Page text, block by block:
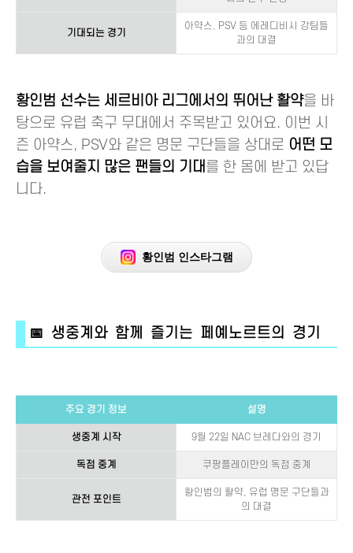
기대되는 경기
아약스, PSV 등 에레디비시 강팀들
과의 대결
황인범 선수는 세르비아 리그에서의 뛰어난 활약을 바
탕으로 유럽 축구 무대에서 주목받고 있어요. 이번 시
즌 아약스, PSV와 같은 명문 구단들을 상대로 어떤 모
습을 보여줄지 많은 팬들의 기대 를 한 몸에 받고 있답
니다.
황인범 인스타그램
📅 생중계와 함께 즐기는 페예노르트의 경기
주요 경기 정보 설명
생중계 시작 9월 22일 NAC 브레다와의 경기
독점 중계 쿠팡플레이만의 독점 중계
관전 포인트
황인범의 활약, 유럽 명문 구단들과
의 대결